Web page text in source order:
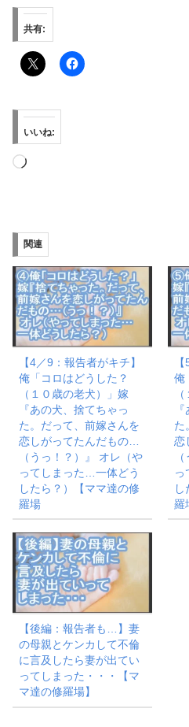
共有:
いいね:
読
み
中…
関連
【4／9：報告者がキチ】
俺「コロはどうした？
（１０歳の老犬）」嫁
『あの犬、捨てちゃっ
た。だって、前嫁さんを
恋しがってたんだもの…
（うっ！？）』 オレ（や
ってしまった…一体どう
したら？）【ママ達の修
羅場
俺
た
恋
っ
羅
【後編：報告者も…】妻
の母親とケンカして不倫
に言及したら妻が出てい
ってしまった・・・【マ
マ達の修羅場】